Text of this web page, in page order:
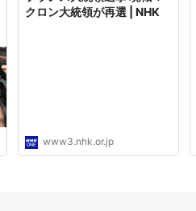
クロン大統領が再選 | NHK
www3.nhk.or.jp